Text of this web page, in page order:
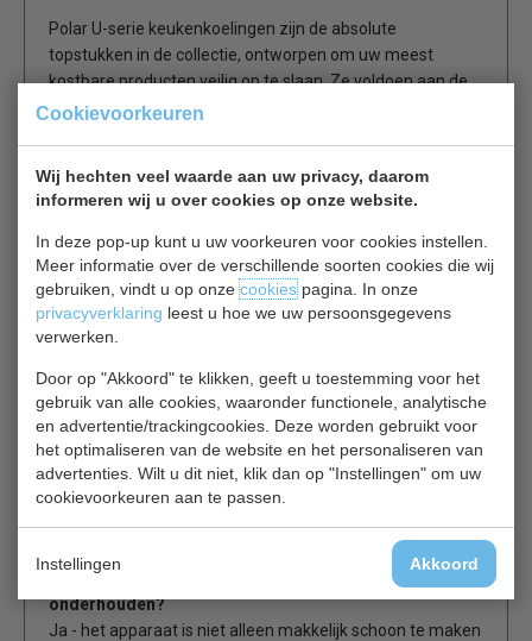
Cookievoorkeuren
Wij hechten veel waarde aan uw privacy, daarom
informeren wij u over cookies op onze website.
In deze pop-up kunt u uw voorkeuren voor cookies instellen.
Meer informatie over de verschillende soorten cookies die wij
gebruiken, vindt u op onzecookiespagina. In onze
privacyverklaring leest u hoe we uw persoonsgegevens
verwerken.
Door op "Akkoord" te klikken, geeft u toestemming voor het
gebruik van alle cookies, waaronder functionele, analytische
en advertentie/trackingcookies. Deze worden gebruikt voor
het optimaliseren van de website en het personaliseren van
advertenties. Wilt u dit niet, klik dan op "Instellingen" om uw
cookievoorkeuren aan te passen.
Instellingen Akkoord
Polar U-serie keukenkoelingen zijn de absolute
topstukken in de collectie, ontworpen om uw meest
kostbare producten veilig op te slaan. Ze voldoen aan de
strengste industrienormen en maken gebruik van
openen en sluiten rekenen op constante, gelijkmatige
koelprestaties, zelfs bij een omgevingstemperatuur tot
wel 43°C.
Hoeveel schappen worden standaard meegeleverd?
De U-serie wordt standaard met 2 schappen geleverd -
één achter elke deur. Extra schappen kunnen naar wens
worden toegevoegd. Kijk hiervoor bij de accessoires en
reserveonderdelen.
Is de U-serie koelwerkbank compatibel met
gastronorm bakken?
Ja - de geleiders bieden ruimte aan GN bakken van
maximaal GN 2/3 formaat.
Is de Polar U-serie werkbank makkelijk te
onderhouden?
Ja - het apparaat is niet alleen makkelijk schoon te maken